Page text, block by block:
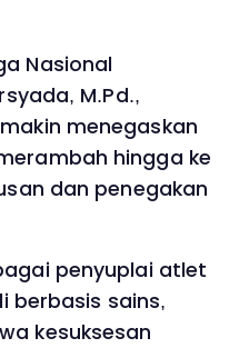
Nasional
M.Pd.,
menegaskan
hingga ke
dan penegakan
penyuplai atlet
berbasis sains,
kesuksesan